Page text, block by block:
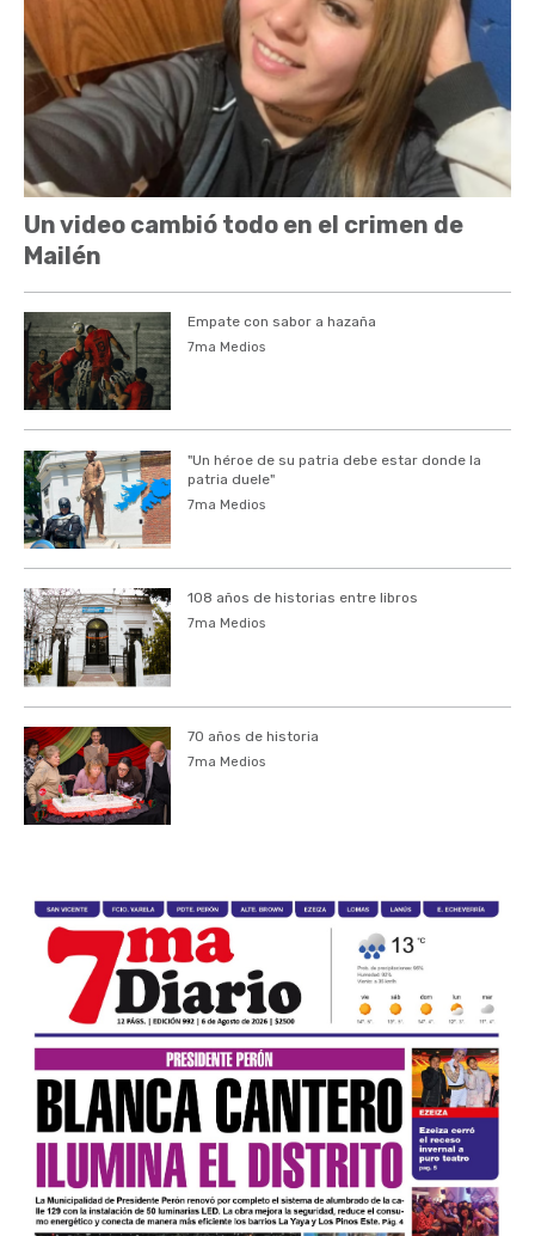
Un video cambió todo en el crimen de
Mailén
Empate con sabor a hazaña
7ma Medios
"Un héroe de su patria debe estar donde la
patria duele"
7ma Medios
108 años de historias entre libros
7ma Medios
70 años de historia
7ma Medios